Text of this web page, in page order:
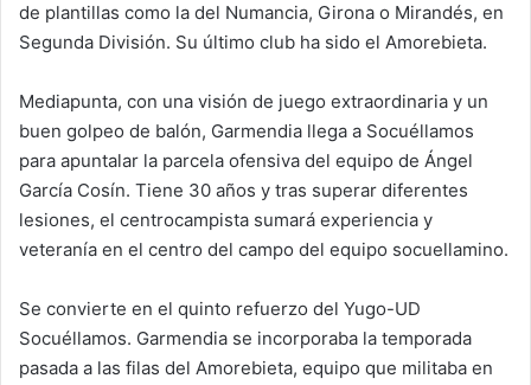
de plantillas como la del Numancia, Girona o Mirandés, en
Segunda División. Su último club ha sido el Amorebieta.
Mediapunta, con una visión de juego extraordinaria y un
buen golpeo de balón, Garmendia llega a Socuéllamos
para apuntalar la parcela ofensiva del equipo de Ángel
García Cosín. Tiene 30 años y tras superar diferentes
lesiones, el centrocampista sumará experiencia y
veteranía en el centro del campo del equipo socuellamino.
Se convierte en el quinto refuerzo del Yugo-UD
Socuéllamos. Garmendia se incorporaba la temporada
pasada a las filas del Amorebieta, equipo que militaba en